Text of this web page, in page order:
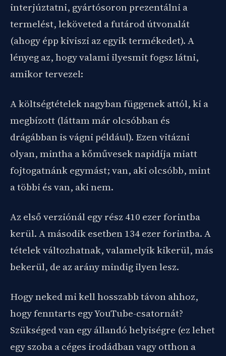
interjúztatni, gyártósoron prezentálni a
termelést, leköveted a futárod útvonalát
(ahogy épp kiviszi az egyik termékedet). A
lényeg az, hogy valami ilyesmit fogsz látni,
amikor tervezel:
A költségtételek nagyban függenek attól, ki a
megbízott (láttam már olcsóbban és
drágábban is vágni például). Ezen vitázni
olyan, mintha a kőművesek napidíja miatt
fojtogatnánk egymást; van, aki olcsóbb, mint
a többi és van, aki nem.
Az első verziónál egy rész 410 ezer forintba
kerül. A második esetben 134 ezer forintba. A
tételek változhatnak, valamelyik kikerül, más
bekerül, de az arány mindig ilyen lesz.
Hogy neked mi kell hosszabb távon ahhoz,
hogy fenntarts egy YouTube-csatornát?
Szükséged van egy állandó helyiségre (ez lehet
egy szoba a céges irodádban vagy otthon a